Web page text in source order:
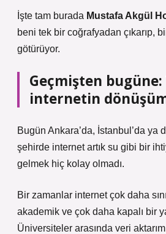
İşte tam burada Mustafa Akgül
beni tek bir coğrafyadan çıkarıp,
götürüyor.
Geçmişten bugüne:
internetin
Bugün Ankara’da, İstanbul’da ya
şehirde internet artık su gibi bir
gelmek hiç kolay olmadı.
Bir zamanlar internet çok daha
akademik ve çok daha kapalı bir
Üniversiteler arasında veri